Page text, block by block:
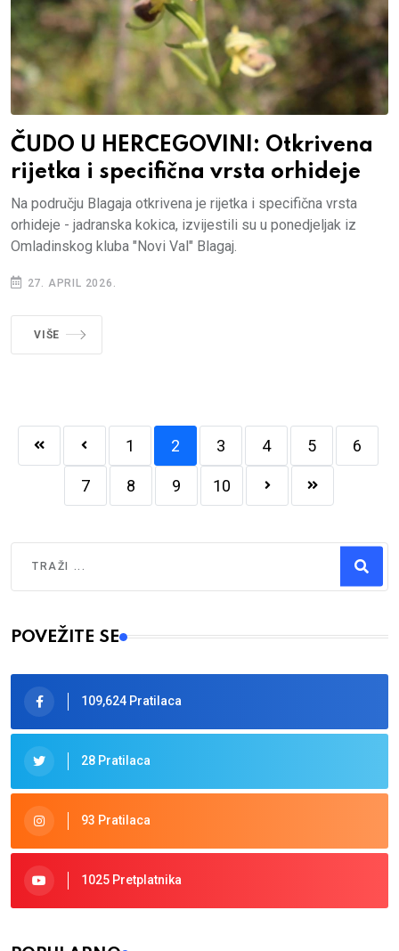
ČUDO U HERCEGOVINI: Otkrivena
rijetka i specifična vrsta orhideje
Na području Blagaja otkrivena je rijetka i specifična vrsta
orhideje - jadranska kokica, izvijestili su u ponedjeljak iz
Omladinskog kluba "Novi Val" Blagaj.
27. APRIL 2026.
VIŠE
1 2 3 4 5 6
7 8 9 10
Type 2 or more characters for results.
POVEŽITE SE
109,624 Pratilaca
28 Pratilaca
93 Pratilaca
1025 Pretplatnika